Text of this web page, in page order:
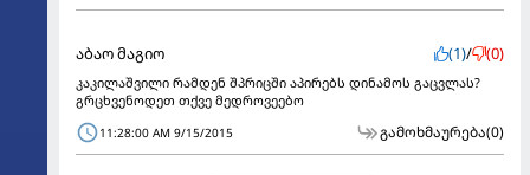
აბაო მაგიო (1)/ (0)
კაკილაშვილი რამდენ შპრიცში აპირებს დინამოს გაცვლას?
გრცხვენოდეთ თქვე მედროვეებო
11:28:00 AM 9/15/2015 გამოხმაურება(0)